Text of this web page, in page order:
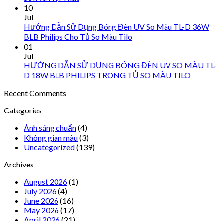
10
Jul
Hướng Dẫn Sử Dụng Bóng Đèn UV So Màu TL-D 36W
BLB Philips Cho Tủ So Màu Tilo
01
Jul
HƯỚNG DẪN SỬ DỤNG BÓNG ĐÈN UV SO MÀU TL-
D 18W BLB PHILIPS TRONG TỦ SO MÀU TILO
Recent Comments
Categories
Ánh sáng chuẩn(4)
Không gian màu(3)
Uncategorized(139)
Archives
August 2026(1)
July 2026(4)
June 2026(16)
May 2026(17)